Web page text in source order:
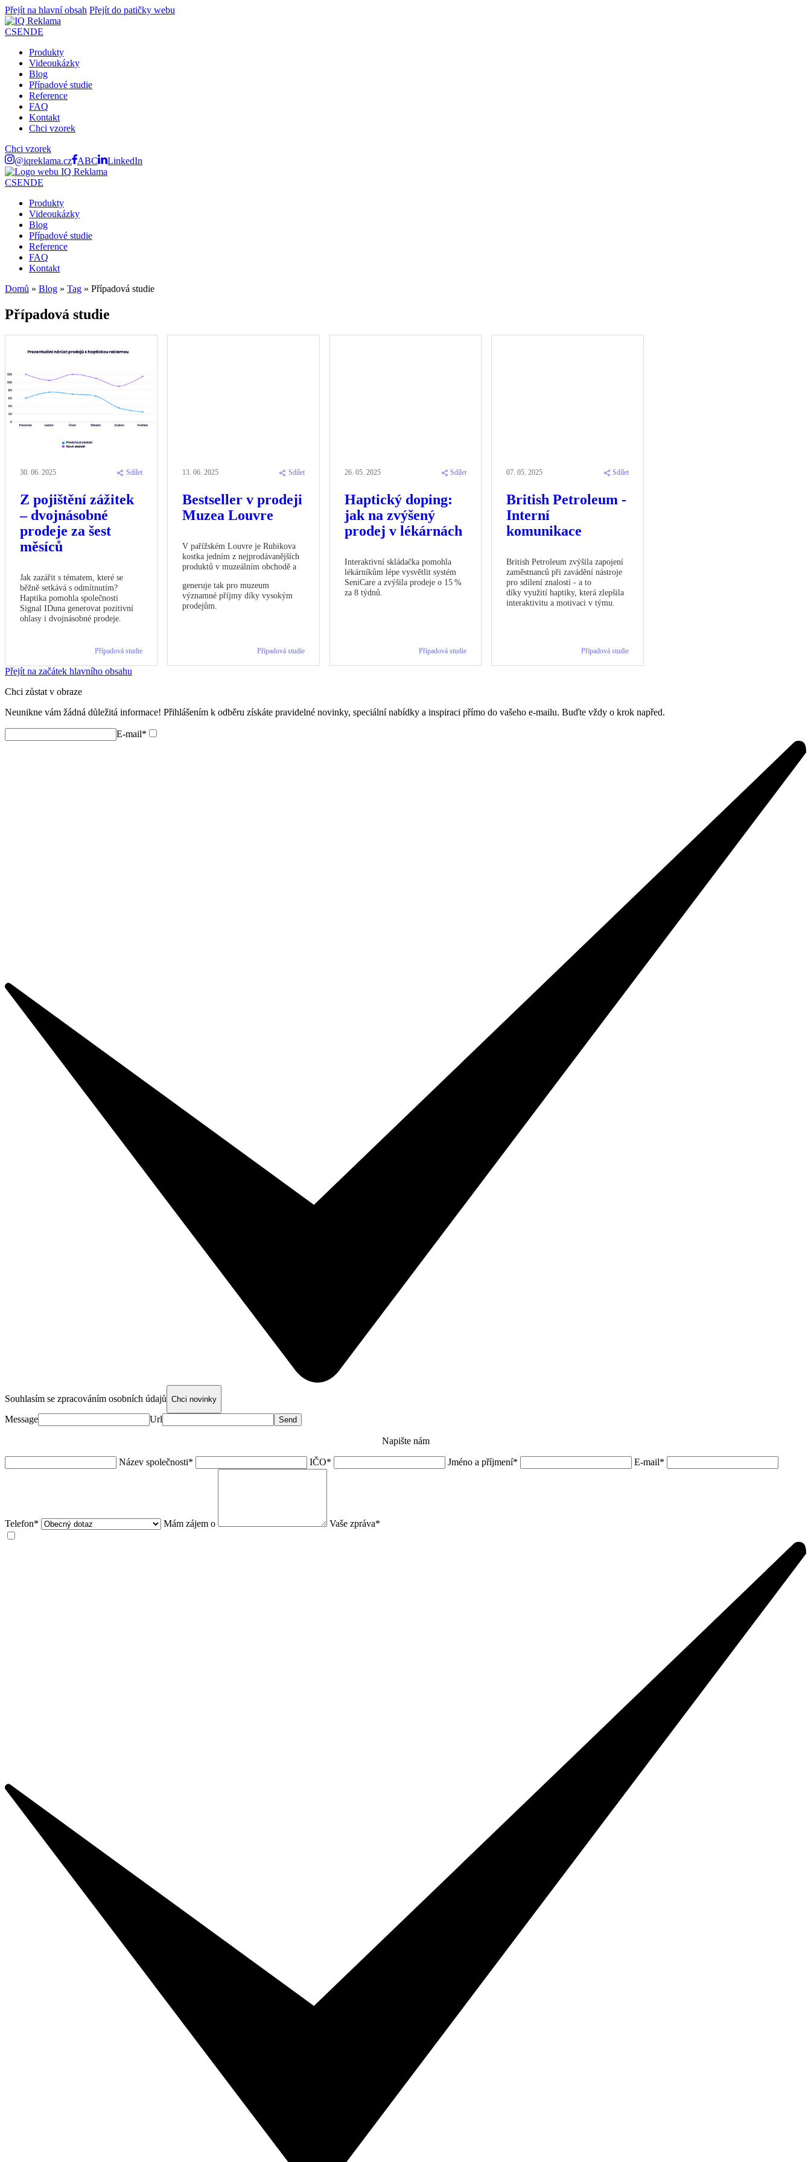
Přejít na hlavní obsah Přejít do patičky webu
CSENDE
Produkty
Videoukázky
Blog
Případové studie
Reference
FAQ
Kontakt
Chci vzorek
Chci vzorek
@iqreklama.cz ABC LinkedIn
CSENDE
Produkty
Videoukázky
Blog
Případové studie
Reference
FAQ
Kontakt
Domů » Blog » Tag » Případová studie
Případová studie
Z pojištění zážitek
– dvojnásobné
prodeje za šest
měsíců
30. 06. 2025
Jak zazářit s tématem, které se
běžně setkává s odmítnutím?
Haptika pomohla společnosti
Signal IDuna generovat pozitivní
ohlasy i dvojnásobné prodeje.
Případová studie
Sdílet
Bestseller v prodeji
Muzea Louvre
13. 06. 2025
V pařížském Louvre je Rubikova
kostka jedním z nejprodávanějších
produktů v muzeálním obchodě a
generuje tak pro muzeum
významné příjmy díky vysokým
prodejům.
Případová studie
Sdílet
Haptický doping:
jak na zvýšený
prodej v lékárnách
26. 05. 2025
Interaktivní skládačka pomohla
lékárníkům lépe vysvětlit systém
SeniCare a zvýšila prodeje o 15 %
za 8 týdnů.
Případová studie
Sdílet
British Petroleum -
Interní
komunikace
07. 05. 2025
British Petroleum zvýšila zapojení
zaměstnanců při zavádění nástroje
pro sdílení znalostí - a to
díky využití haptiky, která zlepšila
interaktivitu a motivaci v týmu.
Případová studie
Sdílet
Přejít na začátek hlavního obsahu
Chci zůstat v obraze
Neunikne vám žádná důležitá informace! Přihlášením k odběru získáte pravidelné novinky, speciální nabídky a inspiraci přímo do vašeho e-mailu. Buďte vždy o krok napřed.
E-mail*
Souhlasím se zpracováním osobních údajů Chci novinky
Message Url
Napište nám
Název společnosti* IČO* Jméno a příjmení* E-mail*
Telefon* Mám zájem o Vaše zpráva*